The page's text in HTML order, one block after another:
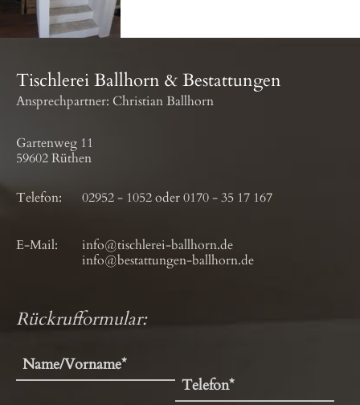
Tischlerei Ballhorn & Bestattungen
Ansprechpartner: Christian Ballhorn
Gartenweg 11
59602 Rüthen
Telefon: 02952 - 1052oder0170 - 35 17 167
E-Mail:
info@tischlerei-ballhorn.de
info@bestattungen-ballhorn.de
Rückrufformular: